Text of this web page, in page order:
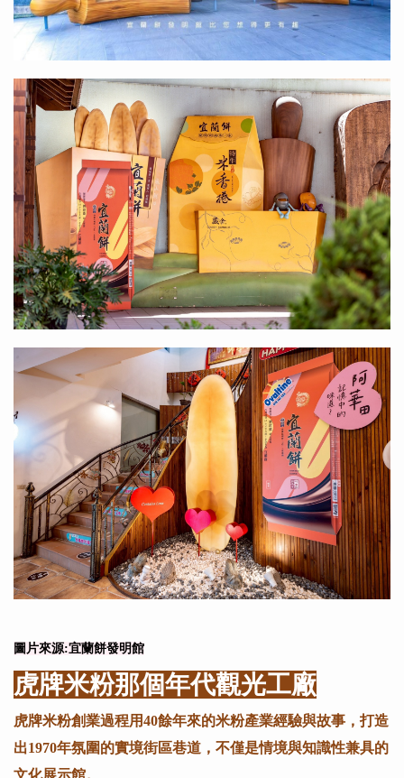
圖片來源:宜蘭餅發明館
虎牌米粉那個年代觀光工廠
虎牌米粉創業過程用40餘年來的米粉產業經驗與故事，打造
出1970年氛圍的實境街區巷道，不僅是情境與知識性兼具的
文化展示館。